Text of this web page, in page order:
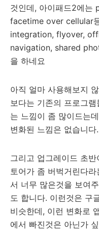
것인데, 아이패드2에
facetime over cellular
integration, flyover,
navigation, shared
을 하네요
아직 얼마 사용해보지
보다는 기존의 프로그
는 느낌이 좀 많이드는
변화된 느낌은 없습니다.
그리고 업그레이드 초
토어가 좀 버벅거린다
서 너무 많은것을 보여
도 합니다. 이런것은 구
비슷한데, 이런 변화로
에서 빠진것은 아닌가